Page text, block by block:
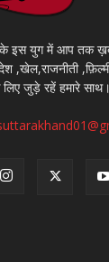
इस युग में आप तक
,खेल,राजनीती
जुड़े रहें हमारे साथ।